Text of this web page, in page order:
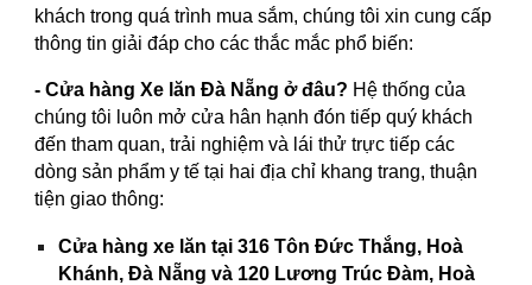
khách trong quá trình mua sắm, chúng tôi xin cung cấp
thông tin giải đáp cho các thắc mắc phổ biến:
- Cửa hàng Xe lăn Đà Nẵng ở đâu? Hệ thống của
chúng tôi luôn mở cửa hân hạnh đón tiếp quý khách
đến tham quan, trải nghiệm và lái thử trực tiếp các
dòng sản phẩm y tế tại hai địa chỉ khang trang, thuận
tiện giao thông:
Cửa hàng xe lăn tại 316 Tôn Đức Thắng, Hoà
Khánh, Đà Nẵng và 120 Lương Trúc Đàm, Hoà